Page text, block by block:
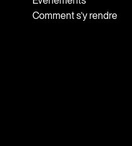
Comment s’y rendre